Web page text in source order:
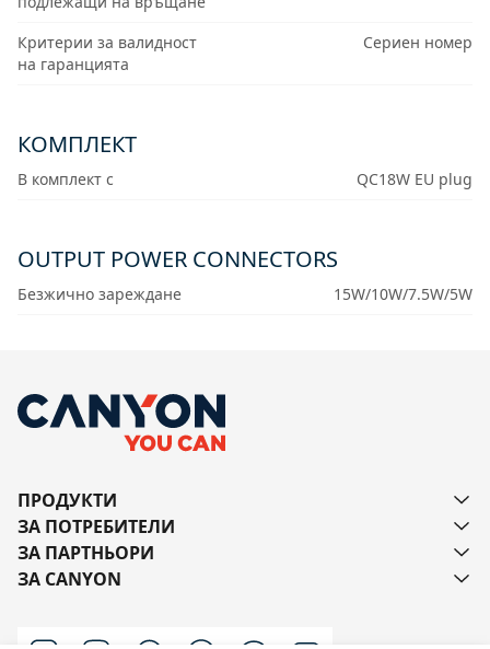
Критерии за валидност
на гаранцията
Сериен номер
КОМПЛЕКТ
В комплект с QC18W EU plug
OUTPUT POWER CONNECTORS
Безжично зареждане 15W/10W/7.5W/5W
ПРОДУКТИ
ЗА ПОТРЕБИТЕЛИ
ЗА ПАРТНЬОРИ
ЗА CANYON